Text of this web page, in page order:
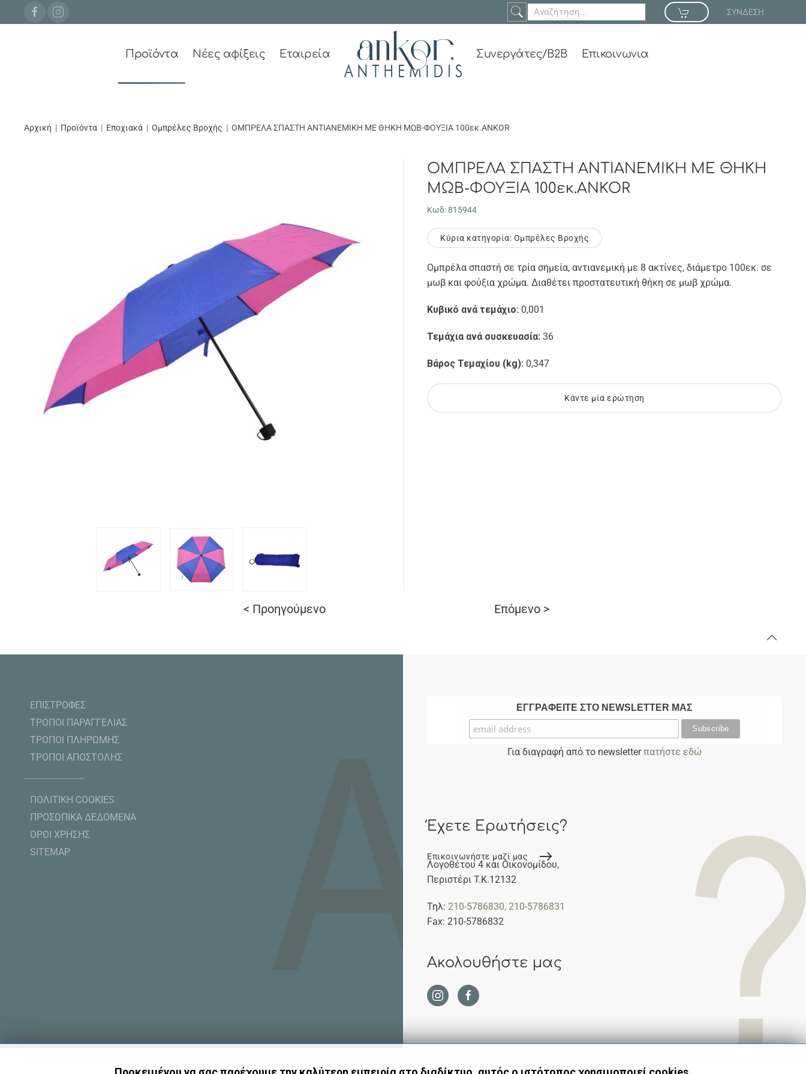
ΣΥΝΔΕΣΗ
Προϊόντα Νέες αφίξεις Εταιρεία Συνεργάτες/B2B Επικοινωνια
Αρχική Προϊόντα Εποχιακά Ομπρέλες Βροχής ΟΜΠΡΕΛΑ ΣΠΑΣΤΗ ΑΝΤΙΑΝΕΜΙΚΗ ΜΕ ΘΗΚΗ ΜΩΒ-ΦΟΥΞΙΑ 100εκ.ANKOR
ΟΜΠΡΕΛΑ ΣΠΑΣΤΗ ΑΝΤΙΑΝΕΜΙΚΗ ΜΕ ΘΗΚΗ
ΜΩΒ-ΦΟΥΞΙΑ 100εκ.ANKOR
Κωδ: 815944
Κύρια κατηγορία: Ομπρέλες Βροχής
Ομπρέλα σπαστή σε τρία σημεία, αντιανεμική με 8 ακτίνες, διάμετρο 100εκ. σε
μωβ και φούξια χρώμα. Διαθέτει προστατευτική θήκη σε μωβ χρώμα.
Κυβικό ανά τεμάχιο: 0,001
Τεμάχια ανά συσκευασία: 36
Βάρος Τεμαχίου (kg): 0,347
Κάντε μία ερώτηση
< Προηγούμενο Επόμενο >
ΕΠΙΣΤΡΟΦΕΣ
ΤΡΟΠΟΙ ΠΑΡΑΓΓΕΛΙΑΣ
ΤΡΟΠΟΙ ΠΛΗΡΩΜΗΣ
ΤΡΟΠΟΙ ΑΠΟΣΤΟΛΗΣ
ΠΟΛΙΤΙΚΗ COOKIES
ΠΡΟΣΩΠΙΚΑ ΔΕΔΟΜΕΝΑ
ΟΡΟΙ ΧΡΗΣΗΣ
SITEMAP
ΕΓΓΡΑΦΕΙΤΕ ΣΤΟ NEWSLETTER ΜΑΣ
Για διαγραφή από το newsletterπατήστε εδώ
Έχετε Ερωτήσεις?
Επικοινωνήστε μαζί μας
Λογοθέτου 4 και Οικονομίδου,
Περιστέρι Τ.Κ.12132
Τηλ: 210-5786830, 210-5786831
Fax: 210-5786832
Ακολουθήστε μας